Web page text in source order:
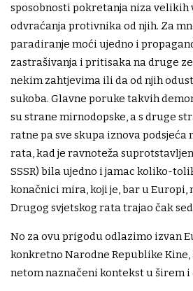
sposobnosti pokretanja niza
odvraćanja protivnika od njih. Za
paradiranje moći ujedno i
zastrašivanja i pritisaka na druge
nekim zahtjevima ili da od njih
sukoba. Glavne poruke takvih
su strane mirnodopske, a s druge
ratne pa sve skupa iznova podsjeća
rata, kad je ravnoteža
SSSR) bila ujedno i jamac koliko-
konačnici mira, koji je, bar u Europi,
Drugog svjetskog rata trajao čak
No za ovu prigodu odlazimo izvan
konkretno Narodne Republike Kine,
netom naznačeni kontekst u širem i